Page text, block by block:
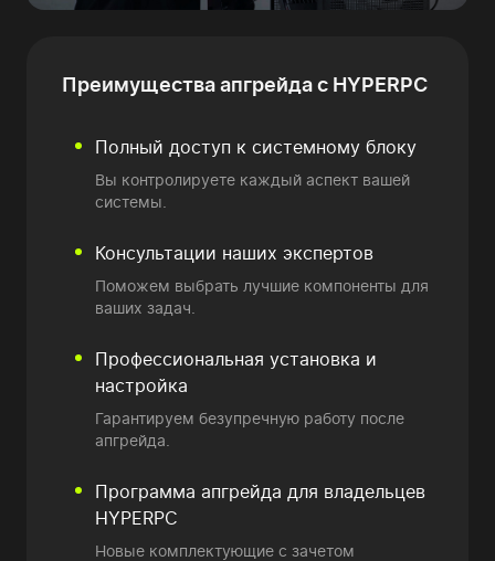
Преимуществаапгрейда с HYPERPC
Полный доступ к системному блоку
Вы контролируете каждый аспект вашей
системы.
Консультации наших экспертов
Поможем выбрать лучшие компоненты для
ваших задач.
Профессиональная установка и
настройка
Гарантируем безупречную работу после
апгрейда.
Программа апгрейда для владельцев
HYPERPC
Новые комплектующие с зачетом